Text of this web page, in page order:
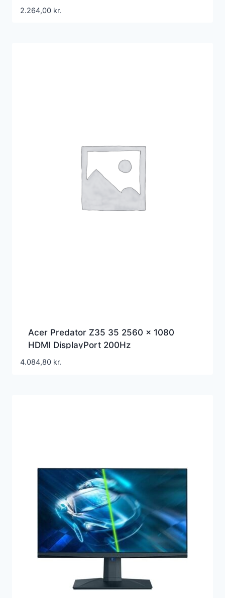
DisplayPort 60Hz Pivot Skærm
2.264,00 kr.
Acer Predator Z35 35 2560 x 1080
HDMI DisplayPort 200Hz
4.084,80 kr.